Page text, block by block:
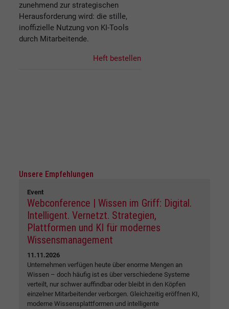
zunehmend zur strategischen
Herausforderung wird: die stille,
inoffizielle Nutzung von KI-Tools
durch Mitarbeitende.
Heft bestellen
Unsere Empfehlungen
Event
Webconference | Wissen im Griff: Digital.
Intelligent. Vernetzt. Strategien,
Plattformen und KI für modernes
Wissensmanagement
11.11.2026
Unternehmen verfügen heute über enorme Mengen an
Wissen – doch häufig ist es über verschiedene Systeme
verteilt, nur schwer auffindbar oder bleibt in den Köpfen
einzelner Mitarbeitender verborgen. Gleichzeitig eröffnen KI,
moderne Wissensplattformen und intelligente